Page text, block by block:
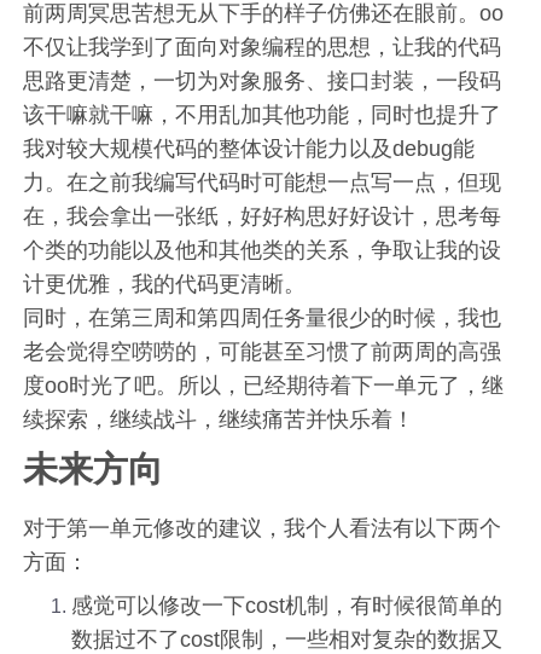
前两周冥思苦想无从下手的样子仿佛还在眼前。oo
不仅让我学到了面向对象编程的思想，让我的代码
思路更清楚，一切为对象服务、接口封装，一段码
该干嘛就干嘛，不用乱加其他功能，同时也提升了
我对较大规模代码的整体设计能力以及debug能
力。在之前我编写代码时可能想一点写一点，但现
在，我会拿出一张纸，好好构思好好设计，思考每
个类的功能以及他和其他类的关系，争取让我的设
计更优雅，我的代码更清晰。
同时，在第三周和第四周任务量很少的时候，我也
老会觉得空唠唠的，可能甚至习惯了前两周的高强
度oo时光了吧。所以，已经期待着下一单元了，继
续探索，继续战斗，继续痛苦并快乐着！
未来方向
对于第一单元修改的建议，我个人看法有以下两个
方面：
感觉可以修改一下cost机制，有时候很简单的
数据过不了cost限制，一些相对复杂的数据又